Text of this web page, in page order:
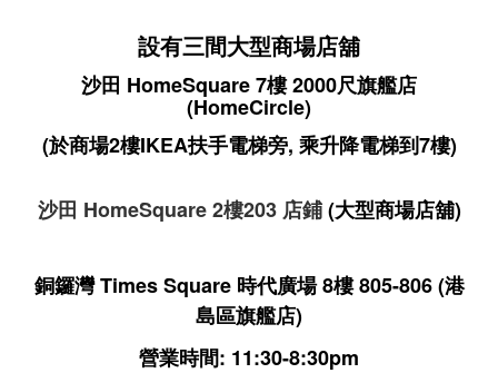
設有三間大型商場店舖
沙田 HomeSquare 7樓 2000尺旗艦店
(HomeCircle)
(於商場2樓IKEA扶手電梯旁, 乘升降電梯到7樓)
沙田 HomeSquare 2樓203 店鋪(大型商場店舖)
銅鑼灣 Times Square 時代廣場 8樓 805-806(港
島區旗艦店)
營業時間: 11:30-8:30pm